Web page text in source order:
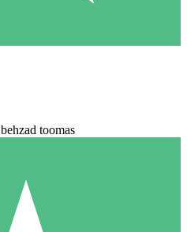
behzad toomas